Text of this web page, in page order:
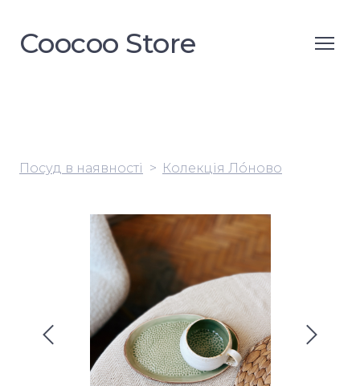
Coocoo Store
Посуд в наявності Колекція Лóново